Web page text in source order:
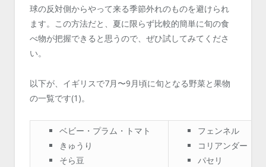
球の反対側からやって来る季節外れのものを避けられ
ます。この方法だと、夏に限らず比較的簡単に旬の食
べ物が把握できると思うので、ぜひ試してみてくださ
い。
以下が、イギリスで7月〜9月頃に旬となる野菜と果物
の一覧です(1)。
ベビー・プラム・トマト
きゅうり
そら豆
フェンネル
コリアンダー
パセリ